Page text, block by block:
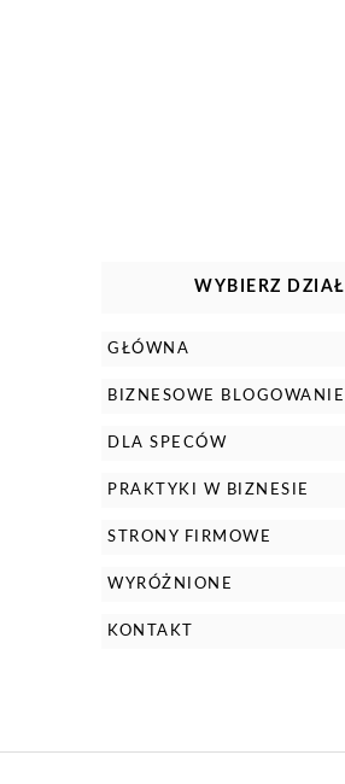
WYBIERZ DZIAŁ
GŁÓWNA
BIZNESOWE BLOGOWANIE
DLA SPECÓW
PRAKTYKI W BIZNESIE
STRONY FIRMOWE
WYRÓŻNIONE
KONTAKT